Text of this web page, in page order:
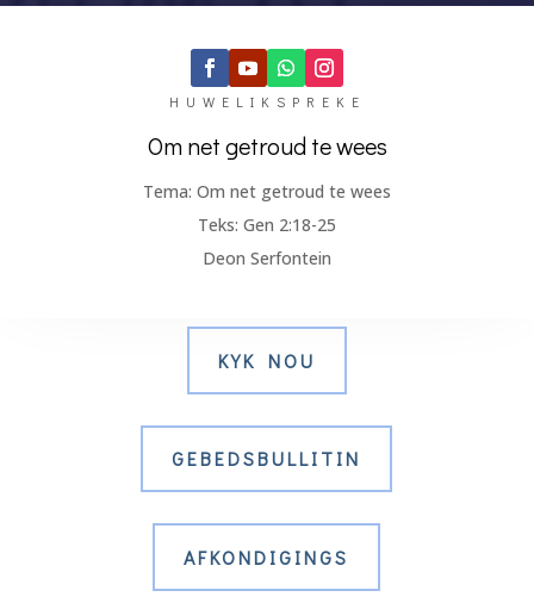
HUWELIKSPREKE
Om net getroud te wees
Tema: Om net getroud te wees
Teks: Gen 2:18-25
Deon Serfontein
KYK NOU
GEBEDSBULLITIN
AFKONDIGINGS